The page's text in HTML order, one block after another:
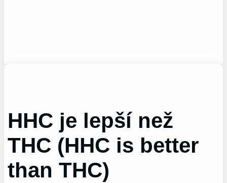
HHC je lepší než
THC (HHC is better
than THC)